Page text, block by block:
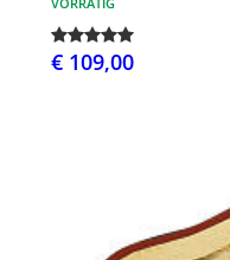
€ 109,00